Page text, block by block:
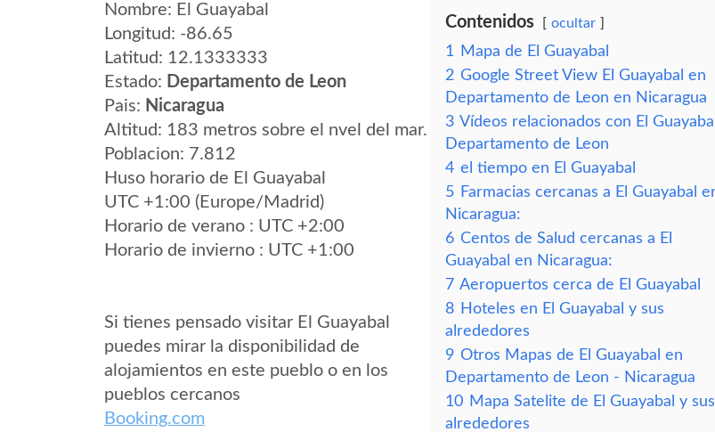
Nombre: El Guayabal
Longitud: -86.65
Latitud: 12.1333333
Estado: Departamento de Leon
Pais: Nicaragua
Altitud: 183 metros sobre el nvel del mar.
Poblacion: 7.812
Huso horario de El Guayabal
UTC +1:00 (Europe/Madrid)
Horario de verano : UTC +2:00
Horario de invierno : UTC +1:00
Si tienes pensado visitar El Guayabal
puedes mirar la disponibilidad de
alojamientos en este pueblo o en los
pueblos cercanos
Booking.com
Contenidos ocultar
1
Mapa de El Guayabal
2 Google Street View El Guayabal en
Departamento de Leon en Nicaragua
3 Vídeos relacionados con El
Departamento de Leon
4 el tiempo en El Guayabal
5 Farmacias cercanas a El Guayabal
Nicaragua:
6 Centos de Salud cercanas a El
Guayabal en Nicaragua:
7 Aeropuertos cerca de El Guayabal
8 Hoteles en El Guayabal y sus
alrededores
9 Otros Mapas de El Guayabal en
Departamento de Leon - Nicaragua
10 Mapa Satelite de El Guayabal y sus
alrededores